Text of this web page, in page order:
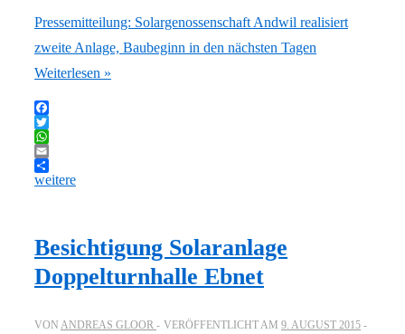
Pressemitteilung: Solargenossenschaft Andwil realisiert
zweite Anlage, Baubeginn in den nächsten Tagen
Weiterlesen »
Facebook
Twitter
WhatsApp
Email
weitere
Besichtigung Solaranlage
Doppelturnhalle Ebnet
VON ANDREAS GLOOR VERÖFFENTLICHT AM 9. AUGUST 2015